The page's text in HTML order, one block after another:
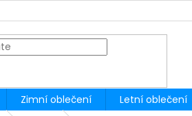
Zimní oblečení Letní oblečení